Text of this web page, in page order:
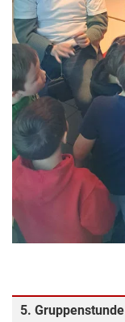
5. Gruppenstunde